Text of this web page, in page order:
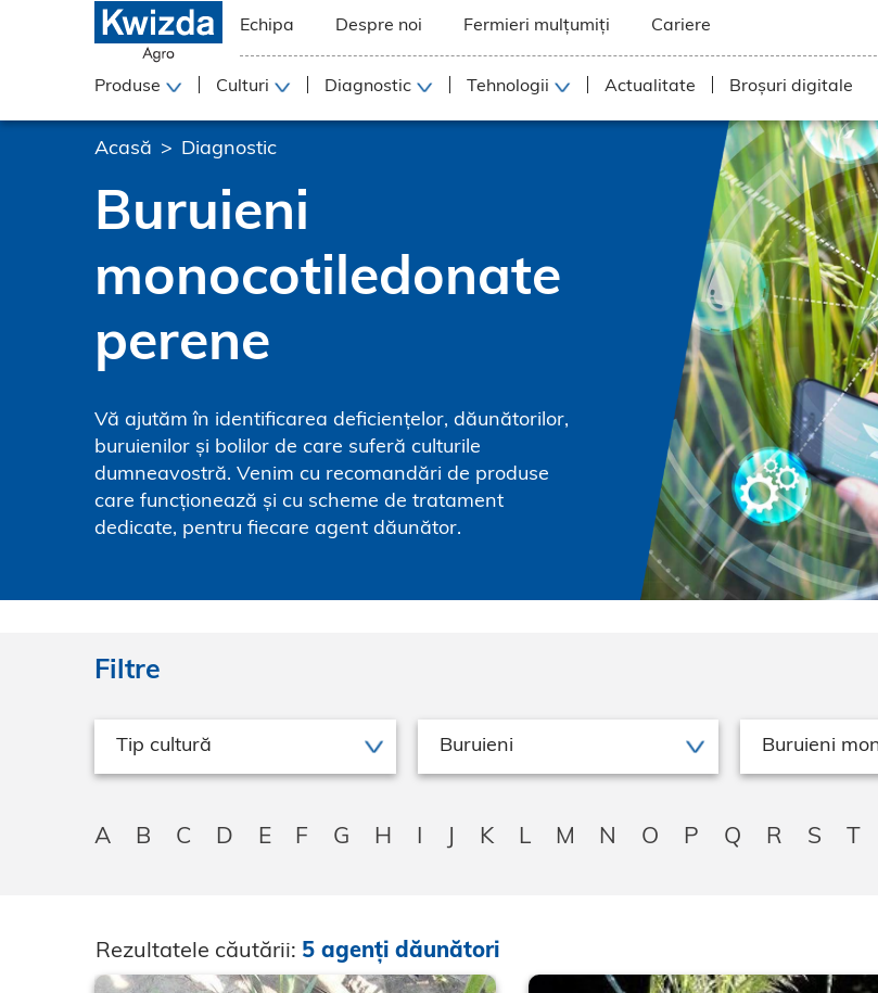
Echipa Despre noi Fermieri mulțumiți Cariere
Produse Culturi Diagnostic Tehnologii Actualitate Broșuri digitale
Acasă Diagnostic
Buruieni
monocotiledonate
perene
Vă ajutăm în identificarea deficiențelor, dăunătorilor,
buruienilor și bolilor de care suferă culturile
dumneavostră. Venim cu recomandări de produse
care funcționează și cu scheme de tratament
dedicate, pentru fiecare agent dăunător.
Filtre
Tip cultură Buruieni
A B C D E F G H I J K L M N O P Q R S T
Rezultatele căutării: 5 agenți dăunători